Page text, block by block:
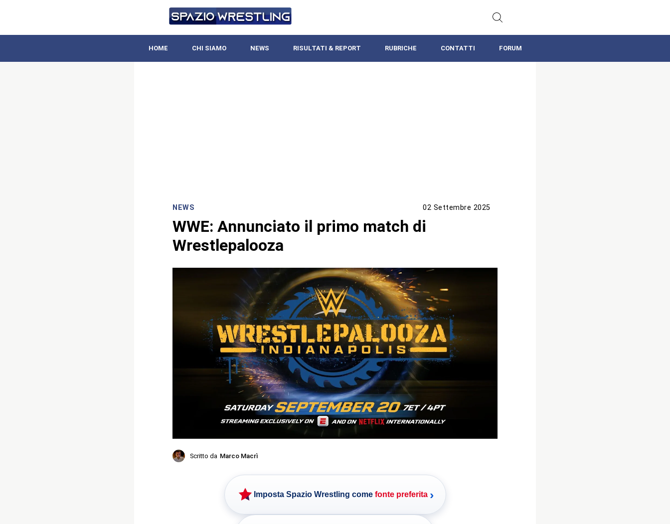
HOME CHI SIAMO NEWS RISULTATI & REPORT RUBRICHE CONTATTI FORUM
NEWS 02 Settembre 2025
WWE: Annunciato il primo match di
Wrestlepalooza
Scritto da Marco Macrì
Imposta Spazio Wrestling come fonte preferita ›